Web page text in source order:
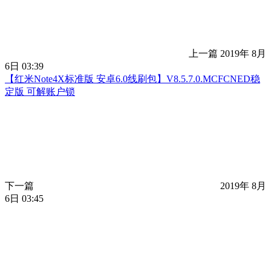
上一篇 2019年 8月
6日 03:39
【红米Note4X标准版 安卓6.0线刷包】V8.5.7.0.MCFCNED稳
定版 可解账户锁
下一篇
2019年 8月
6日 03:45